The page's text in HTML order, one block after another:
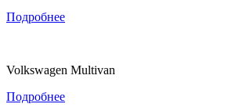
Подробнее
Volkswagen Multivan
Подробнее